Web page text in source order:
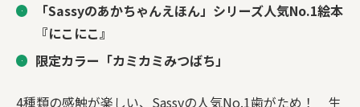
「Sassyのあかちゃんえほん」シリーズ人気No.1絵本
『にこにこ』
限定カラー「カミカミみつばち」
4種類の感触が楽しい、Sassyの人気No.1歯がため！ 生